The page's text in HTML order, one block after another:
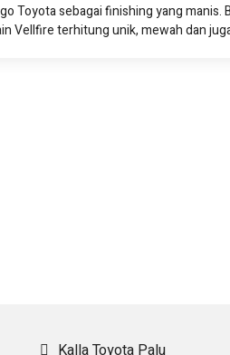
Toyota sebagai finishing yang
Vellfire terhitung unik, mewah dan
Kalla Toyota Palu